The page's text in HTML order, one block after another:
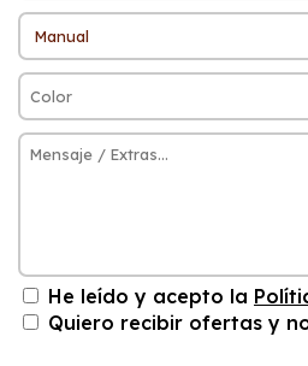
He leído y acepto la
Quiero recibir ofertas y